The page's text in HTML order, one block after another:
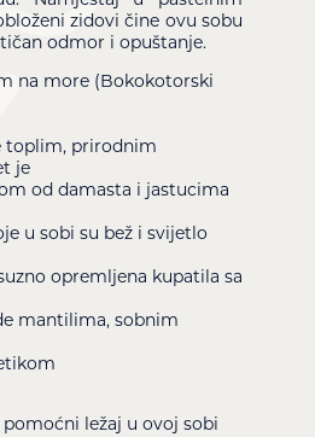
zidovi čine ovu sobu
odmor i opuštanje.
na more (Bokokotorski
toplim, prirodnim
je
od damasta i jastucima
u sobi su bež i svijetlo
opremljena kupatila sa
mantilima, sobnim
ležaj u ovoj sobi